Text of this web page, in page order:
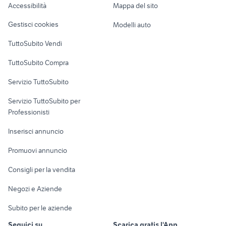
Loft, mansarde e
Informatica
Console e
Fotografia
Telefonia
Accessibilità
Gestisci cookies
TuttoSubito Vendi
TuttoSubito Compra
Servizio TuttoSubito
Servizio TuttoSubito per
Professionisti
Inserisci annuncio
Promuovi annuncio
Consigli per la vendita
Negozi e Aziende
Subito per le aziende
Mappa del sito
Modelli auto